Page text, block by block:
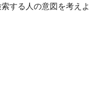
する人の意図を考えよ